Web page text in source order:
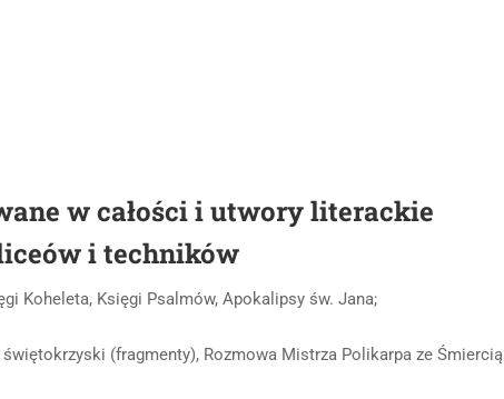
w całości i utwory literackie
i techników
Koheleta, Księgi Psalmów, Apokalipsy św. Jana;
(fragmenty), Rozmowa Mistrza Polikarpa ze Śmiercią